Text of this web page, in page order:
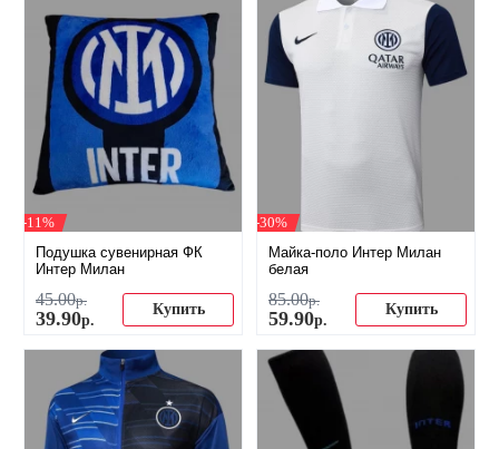
-11%
Подушка сувенирная ФК
Интер Милан
45.00р.
39.90р.
Купить
-30%
Майка-поло Интер Милан
белая
85.00р.
59.90р.
Купить